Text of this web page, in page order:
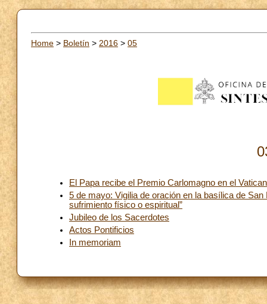
Home > Boletín > 2016 > 05
El Papa recibe el Premio Carlomagno en el
5 de mayo: Vigilia de oración en la basílica de
sufrimiento físico o espiritual”
Jubileo de los Sacerdotes
Actos Pontificios
In memoriam